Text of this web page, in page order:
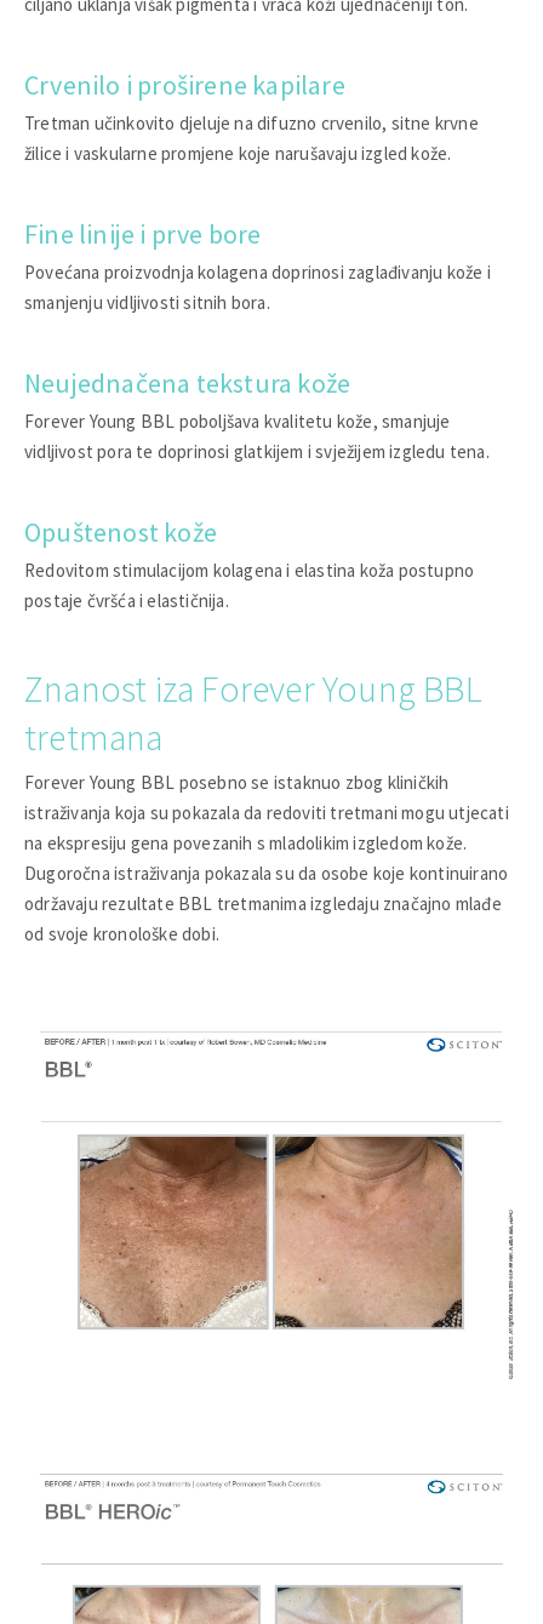
Crvenilo i proširene kapilare
Tretman učinkovito djeluje na difuzno crvenilo, sitne krvne
žilice i vaskularne promjene koje narušavaju izgled kože.
Fine linije i prve bore
Povećana proizvodnja kolagena doprinosi zaglađivanju kože i
smanjenju vidljivosti sitnih bora.
Neujednačena tekstura kože
Forever Young BBL poboljšava kvalitetu kože, smanjuje
vidljivost pora te doprinosi glatkijem i svježijem izgledu tena.
Opuštenost kože
Redovitom stimulacijom kolagena i elastina koža postupno
postaje čvršća i elastičnija.
Znanost iza Forever Young BBL
tretmana
Forever Young BBL posebno se istaknuo zbog kliničkih
istraživanja koja su pokazala da redoviti tretmani mogu utjecati
na ekspresiju gena povezanih s mladolikim izgledom kože.
Dugoročna istraživanja pokazala su da osobe koje kontinuirano
održavaju rezultate BBL tretmanima izgledaju značajno mlađe
od svoje kronološke dobi.